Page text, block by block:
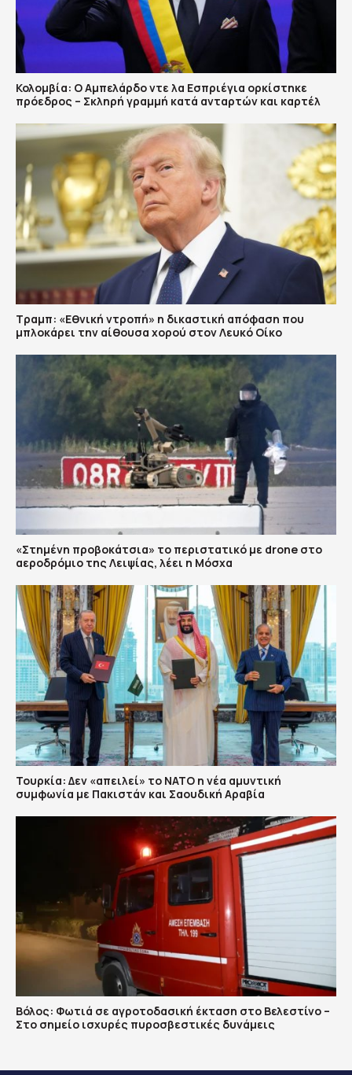
Κολομβία: Ο Αμπελάρδο ντε λα Εσπριέγια ορκίστηκε
πρόεδρος – Σκληρή γραμμή κατά ανταρτών και καρτέλ
Τραμπ: «Εθνική ντροπή» η δικαστική απόφαση που
μπλοκάρει την αίθουσα χορού στον Λευκό Οίκο
«Στημένη προβοκάτσια» το περιστατικό με drone στο
αεροδρόμιο της Λειψίας, λέει η Μόσχα
Τουρκία: Δεν «απειλεί» το ΝΑΤΟ η νέα αμυντική
συμφωνία με Πακιστάν και Σαουδική Αραβία
Βόλος: Φωτιά σε αγροτοδασική έκταση στο Βελεστίνο –
Στο σημείο ισχυρές πυροσβεστικές δυνάμεις